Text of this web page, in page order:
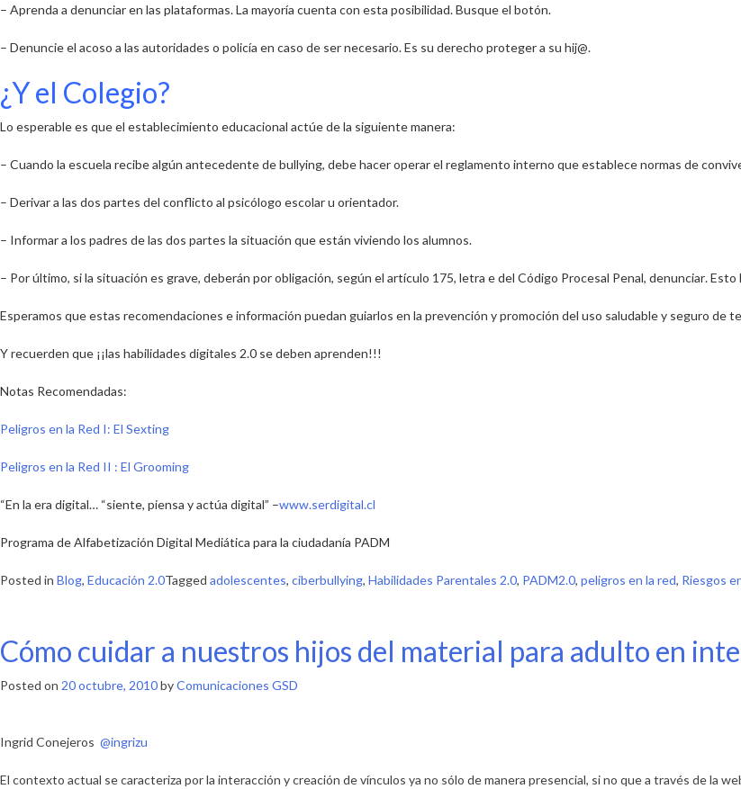
– Aprenda a denunciar en las plataformas. La mayoría cuenta con esta posibilidad. Busque el botón.
– Denuncie el acoso a las autoridades o policía en caso de ser necesario.Es su derecho proteger a su hij@.
¿Y el Colegio?
Lo esperable es que el establecimiento educacional actúe de la siguiente manera:
– Cuando la escuela recibe algún antecedente de bullying, debe hacer operar el reglamento interno que establece normas de
– Derivara las dos partes del conflicto al psicólogo escolar u orientador.
– Informar a los padres de las dos partes la situación que están viviendo los alumnos.
– Por último, si la situación es grave, deberán por obligación, según el artículo 175, letra e del Código Procesal Penal, denunciar. Esto
Esperamos que estas recomendaciones e información puedan guiarlos en la prevención y promoción del uso saludable y seguro de
Y recuerden que ¡¡las habilidades digitales 2.0 se deben aprenden!!!
Notas Recomendadas:
Peligros en la Red I: El Sexting
Peligros en la Red II : El Grooming
“En la era digital… “siente, piensa y actúa digital” –www.serdigital.cl
Programa de Alfabetización Digital Mediática para la ciudadanía PADM
Posted in Blog, Educación 2.0Tagged adolescentes, ciberbullying, Habilidades Parentales 2.0, PADM2.0, peligros en la red, Riesgos
Cómo cuidar a nuestros hijos del material para adulto en
Posted on 20 octubre, 2010byComunicaciones GSD
Ingrid Conejeros @ingrizu
El contexto actual se caracteriza por la interacción y creación de vínculos ya no sólo de manera presencial, si no que a través de la